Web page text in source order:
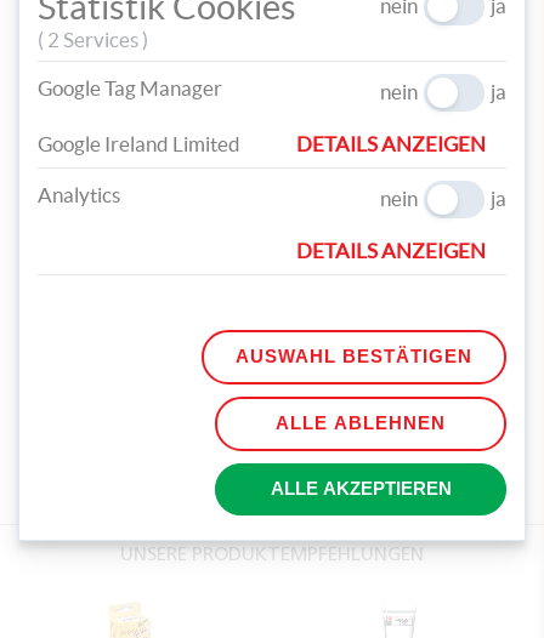
Fertig ist das Serviertablett aus alten CDs!
KREIDEFARBE
UNSERE PRODUKTEMPFEHLUNGEN
( 2 Services )
nein ja
Google Tag Manager nein ja
Google Ireland Limited DETAILS ANZEIGEN
Analytics nein ja
DETAILS ANZEIGEN
AUSWAHL BESTÄTIGEN
ALLE ABLEHNEN
ALLE AKZEPTIEREN